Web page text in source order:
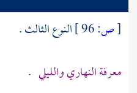
[ص:
النوع الثالث .
معرفة النهاري والليلي .